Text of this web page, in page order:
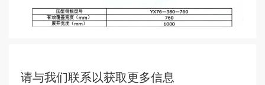
请与我们联系以获取更多信息